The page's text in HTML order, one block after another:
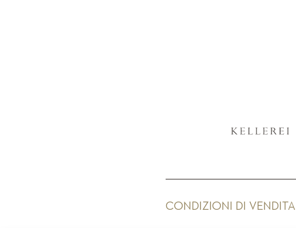
CONDIZIONI DI VENDITA